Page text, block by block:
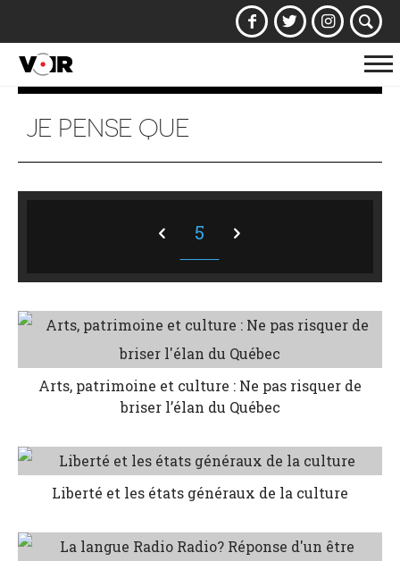
la
JE PENSE QUE
5
Arts, patrimoine et culture : Ne pas risquer de
briser l’élan du Québec
Liberté et les états généraux de la culture